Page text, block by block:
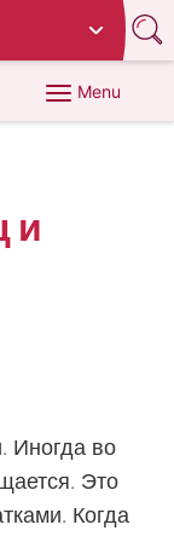
Menu
и
Иногда во
Это
Когда